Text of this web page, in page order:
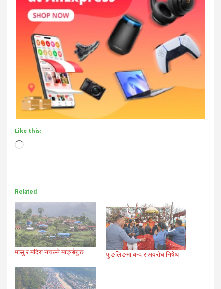
Like this:
Loading…
Related
मासु र मदिरा नचल्ने माङ्सेबुङ फुङलिङमा बन्द र अवरोध निषेध